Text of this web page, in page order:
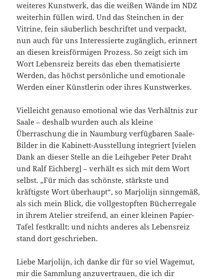
weiteres Kunstwerk, das die weißen Wände im NDZ
weiterhin füllen wird. Und das Steinchen in der
Vitrine, fein säuberlich beschriftet und verpackt,
nun auch für uns Interessierte zugänglich, erinnert
an diesen kreisförmigen Prozess. So zeigt sich im
Wort Lebensreiz bereits das eben thematisierte
Werden, das höchst persönliche und emotionale
Werden einer Künstlerin oder ihres Kunstwerkes.
Vielleicht genauso emotional wie das Verhältnis zur
Saale – deshalb wurden auch als kleine
Überraschung die in Naumburg verfügbaren Saale-
Bilder in die Kabinett-Ausstellung integriert [vielen
Dank an dieser Stelle an die Leihgeber Peter Draht
und Ralf Eichberg] – verhält es sich mit dem Wort
selbst. „Für mich das schönste, stärkste und
kräftigste Wort überhaupt“, so Marjolijn sinngemäß,
als sich mein Blick, die vollgestopften Bücherregale
in ihrem Atelier streifend, an einer kleinen Papier-
Tafel festkrallt: und nichts anderes als Lebensreiz
stand dort geschrieben.
Liebe Marjolijn, ich danke dir für so viel Wagemut,
mir die Sammlung anzuvertrauen, die ich dir